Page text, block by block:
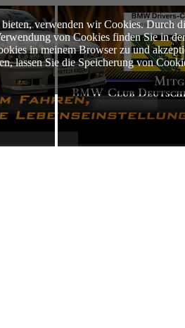
verwenden wir Cookies. Durch
von Cookies finden Sie in
in meinem Browser zu und
lassen Sie die Speicherung von